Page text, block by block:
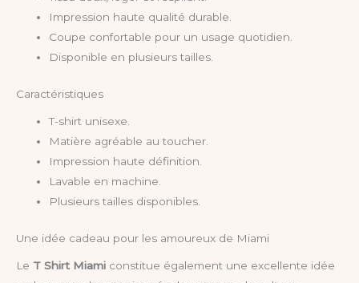
Impression haute qualité durable.
Coupe confortable pour un usage quotidien.
Disponible en plusieurs tailles.
Caractéristiques
T-shirt unisexe.
Matière agréable au toucher.
Impression haute définition.
Lavable en machine.
Plusieurs tailles disponibles.
Une idée cadeau pour les amoureux de Miami
Le T Shirt Miami constitue également une excellente idée